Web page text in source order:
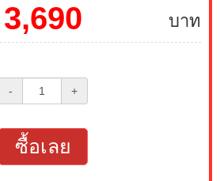
บาท
3,690
- +
ซื้อเลย